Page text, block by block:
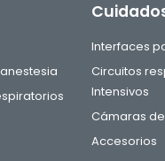
Interfaces
Circuitos
Intensivos
Cámaras
Accesorios